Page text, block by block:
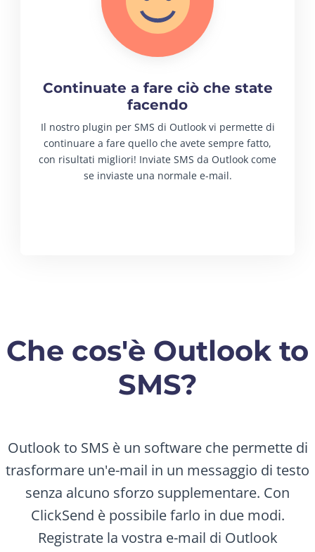
Continuate a fare ciò che state
facendo
Il nostro plugin per SMS di Outlook vi permette di
continuare a fare quello che avete sempre fatto,
con risultati migliori! Inviate SMS da Outlook come
se inviaste una normale e-mail.
Che cos'è Outlook to
SMS?
Outlook to SMS è un software che permette di
trasformare un'e-mail in un messaggio di testo
senza alcuno sforzo supplementare. Con
ClickSend è possibile farlo in due modi.
Registrate la vostra e-mail di Outlook